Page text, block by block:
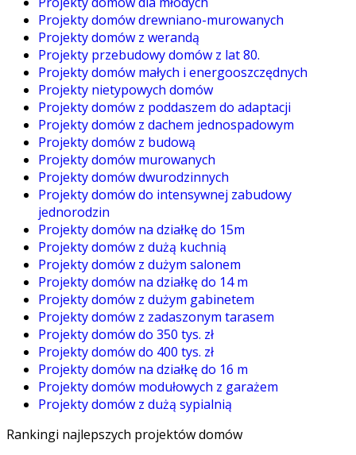
Projekty domów drewniano-murowanych
Projekty domów z werandą
Projekty przebudowy domów z lat 80.
Projekty domów małych i energooszczędnych
Projekty nietypowych domów
Projekty domów z poddaszem do adaptacji
Projekty domów z dachem jednospadowym
Projekty domów z budową
Projekty domów murowanych
Projekty domów dwurodzinnych
Projekty domów do intensywnej zabudowy
jednorodzin
Projekty domów na działkę do 15m
Projekty domów z dużą kuchnią
Projekty domów z dużym salonem
Projekty domów na działkę do 14 m
Projekty domów z dużym gabinetem
Projekty domów z zadaszonym tarasem
Projekty domów do 350 tys. zł
Projekty domów do 400 tys. zł
Projekty domów na działkę do 16 m
Projekty domów modułowych z garażem
Projekty domów z dużą sypialnią
Rankingi najlepszych projektów domów